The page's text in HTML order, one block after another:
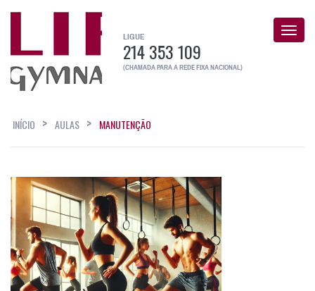
LIGUE
214 353 109
(CHAMADA PARA A REDE FIXA NACIONAL)
Toggle
INÍCIO AULAS MANUTENÇÃO